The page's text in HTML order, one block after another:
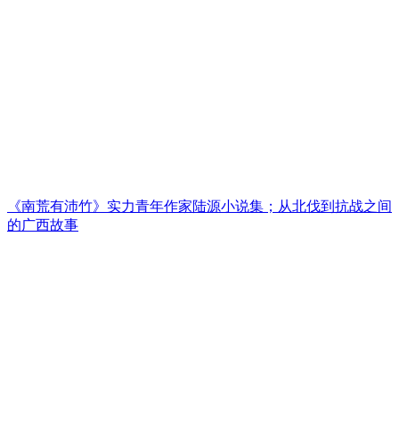
《南荒有沛竹》实力青年作家陆源小说集；从北伐到抗战之间
的广西故事